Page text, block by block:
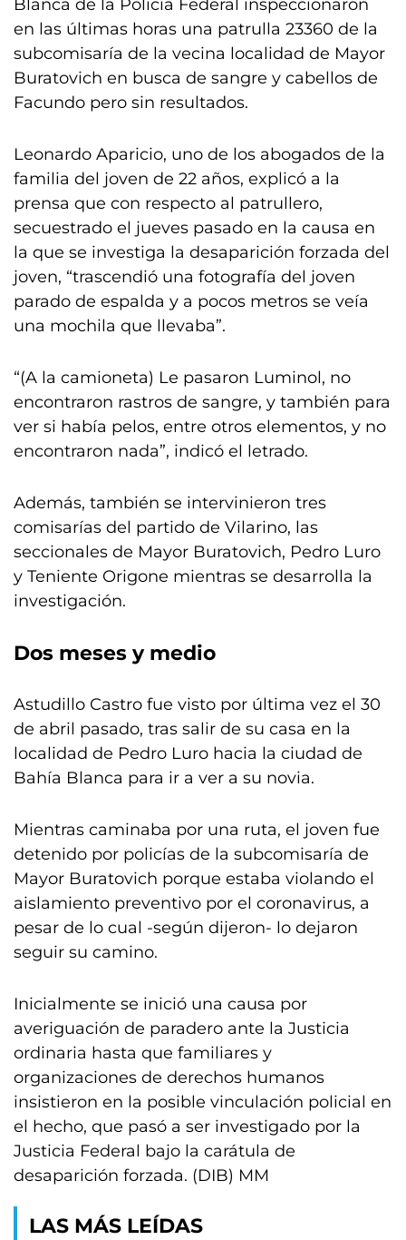
Blanca de la Policía Federal inspeccionaron
en las últimas horas una patrulla 23360 de la
subcomisaría de la vecina localidad de Mayor
Buratovich en busca de sangre y cabellos de
Facundo pero sin resultados.
Leonardo Aparicio, uno de los abogados de la
familia del joven de 22 años, explicó a la
prensa que con respecto al patrullero,
secuestrado el jueves pasado en la causa en
la que se investiga la desaparición forzada del
joven, “trascendió una fotografía del joven
parado de espalda y a pocos metros se veía
una mochila que llevaba”.
“(A la camioneta) Le pasaron Luminol, no
encontraron rastros de sangre, y también para
ver si había pelos, entre otros elementos, y no
encontraron nada”, indicó el letrado.
Además, también se intervinieron tres
comisarías del partido de Vilarino, las
seccionales de Mayor Buratovich, Pedro Luro
y Teniente Origone mientras se desarrolla la
investigación.
Dos meses y medio
Astudillo Castro fue visto por última vez el 30
de abril pasado, tras salir de su casa en la
localidad de Pedro Luro hacia la ciudad de
Bahía Blanca para ir a ver a su novia.
Mientras caminaba por una ruta, el joven fue
detenido por policías de la subcomisaría de
Mayor Buratovich porque estaba violando el
aislamiento preventivo por el coronavirus, a
pesar de lo cual -según dijeron- lo dejaron
seguir su camino.
Inicialmente se inició una causa por
averiguación de paradero ante la Justicia
ordinaria hasta que familiares y
organizaciones de derechos humanos
insistieron en la posible vinculación policial en
el hecho, que pasó a ser investigado por la
Justicia Federal bajo la carátula de
desaparición forzada. (DIB) MM
LAS MÁS LEÍDAS